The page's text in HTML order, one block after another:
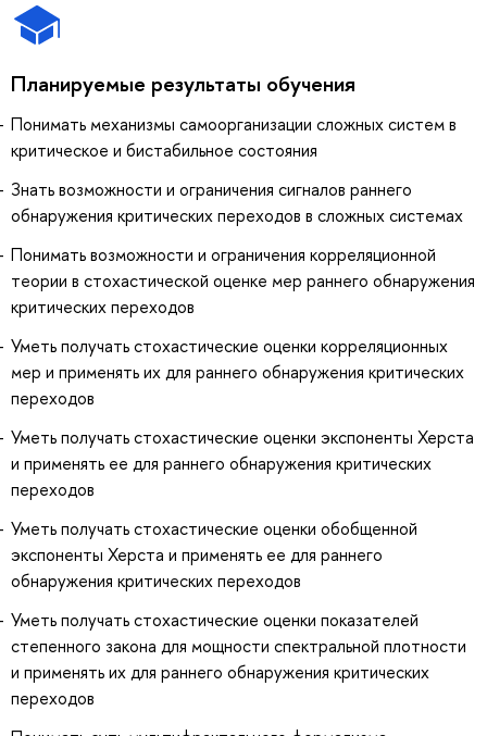
Планируемые результаты обучения
Понимать механизмы самоорганизации сложных систем в
критическое и бистабильное состояния
Знать возможности и ограничения сигналов раннего
обнаружения критических переходов в сложных системах
Понимать возможности и ограничения корреляционной
теории в стохастической оценке мер раннего обнаружения
критических переходов
Уметь получать стохастические оценки корреляционных
мер и применять их для раннего обнаружения критических
переходов
Уметь получать стохастические оценки экспоненты Херста
и применять ее для раннего обнаружения критических
переходов
Уметь получать стохастические оценки обобщенной
экспоненты Херста и применять ее для раннего
обнаружения критических переходов
Уметь получать стохастические оценки показателей
степенного закона для мощности спектральной плотности
и применять их для раннего обнаружения критических
переходов